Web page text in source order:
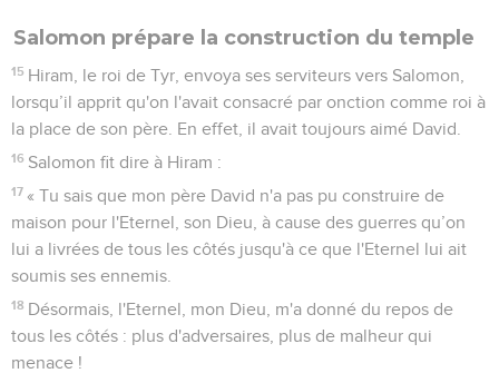
Salomon prépare la construction du temple
15 Hiram, le roi de Tyr, envoya ses serviteurs vers Salomon,
lorsqu’il apprit qu'on l'avait consacré par onction comme roi à
la place de son père. En effet, il avait toujours aimé David.
16 Salomon fit dire à Hiram :
17 « Tu sais que mon père David n'a pas pu construire de
maison pour l'Eternel, son Dieu, à cause des guerres qu’on
lui a livrées de tous les côtés jusqu'à ce que l'Eternel lui ait
soumis ses ennemis.
18 Désormais, l'Eternel, mon Dieu, m'a donné du repos de
tous les côtés : plus d'adversaires, plus de malheur qui
menace !